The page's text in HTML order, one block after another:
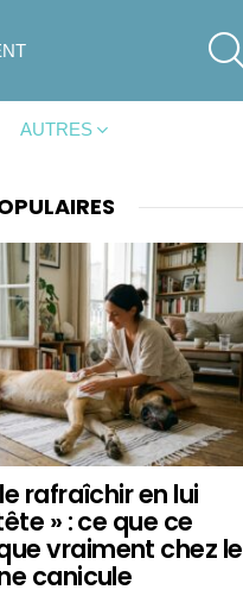
AUTRES
rafraîchir en lui
» : ce que ce
vraiment chez le
canicule